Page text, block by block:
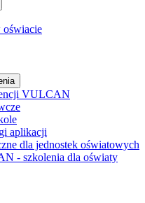
oświacie
VULCAN
aplikacji
dla jednostek oświatowych
- szkolenia dla oświaty